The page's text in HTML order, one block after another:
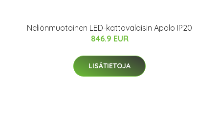
Neliönmuotoinen LED-kattovalaisin Apolo IP20
846.9 EUR
LISÄTIETOJA